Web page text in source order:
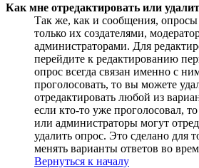
Как мне отредактировать или
Так же, как и сообщения, опросы
только их создателями,
администраторами. Для
перейдите к редактированию
опрос всегда связан именно с
проголосовать, то вы можете
отредактировать любой из
если кто-то уже проголосовал,
или администраторы могут
удалить опрос. Это сделано для
менять варианты ответов во
Вернуться к началу